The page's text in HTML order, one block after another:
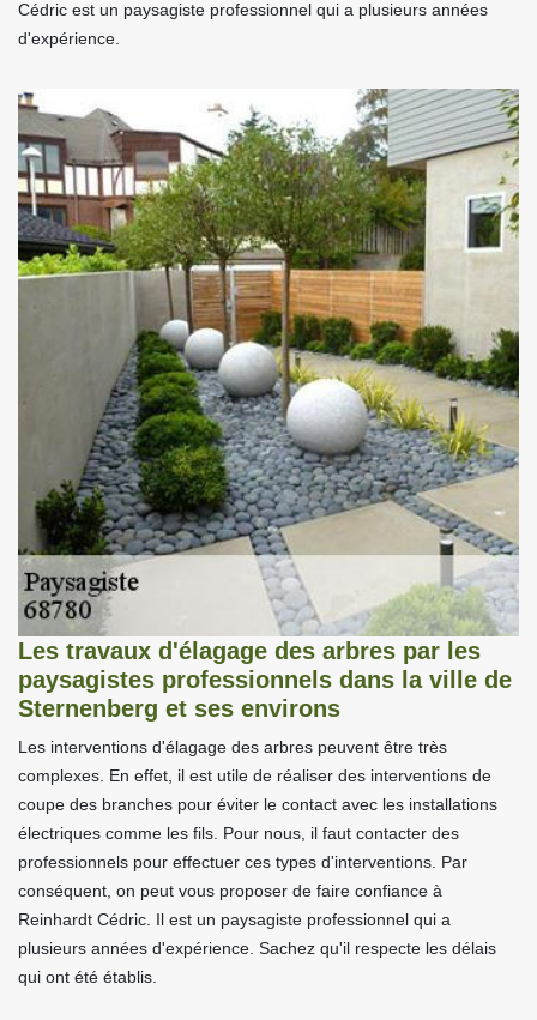
Cédric est un paysagiste professionnel qui a plusieurs années
d'expérience.
Les travaux d'élagage des arbres par les
paysagistes professionnels dans la ville de
Sternenberg et ses environs
Les interventions d'élagage des arbres peuvent être très
complexes. En effet, il est utile de réaliser des interventions de
coupe des branches pour éviter le contact avec les installations
électriques comme les fils. Pour nous, il faut contacter des
professionnels pour effectuer ces types d'interventions. Par
conséquent, on peut vous proposer de faire confiance à
Reinhardt Cédric. Il est un paysagiste professionnel qui a
plusieurs années d'expérience. Sachez qu'il respecte les délais
qui ont été établis.